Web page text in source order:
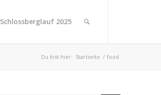
Schlossberglauf 2025
Du bist hier: Startseite / food